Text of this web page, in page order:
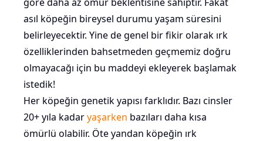
asıl köpeğin bireysel durumu yaşam süresini
belirleyecektir. Yine de genel bir fikir olarak ırk
özelliklerinden bahsetmeden geçmemiz doğru
olmayacağı için bu maddeyi ekleyerek başlamak
istedik!
Her köpeğin genetik yapısı farklıdır. Bazı cinsler
20+ yıla kadaryaşarken bazıları daha kısa
ömürlü olabilir. Öte yandan köpeğin ırk